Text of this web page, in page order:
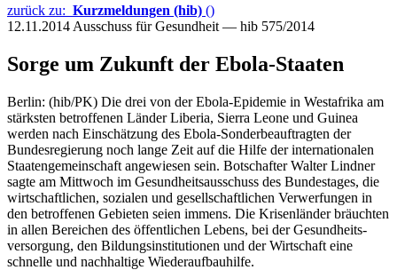
zurück zu: Kurzmeldungen (hib) ()
12.11.2014 Ausschuss für Gesundheit — hib 575/2014
Sorge um Zukunft der Ebola-Staaten
Berlin: (hib/PK) Die drei von der Ebola-Epidemie in Westafrika am
stärksten betroffenen Länder Liberia, Sierra Leone und Guinea
werden nach Einschätzung des Ebola-Sonderbeauftragten der
Bundesregierung noch lange Zeit auf die Hilfe der internationalen
Staatengemeinschaft angewiesen sein. Botschafter Walter Lindner
sagte am Mittwoch im Gesundheitsausschuss des Bundestages, die
wirtschaftlichen, sozialen und gesellschaftlichen Verwerfungen in
den betroffenen Gebieten seien immens. Die Krisenländer bräuchten
in allen Bereichen des öffentlichen Lebens, bei der Gesundheits-
versorgung, den Bildungsinstitutionen und der Wirtschaft eine
schnelle und nachhaltige Wiederaufbauhilfe.